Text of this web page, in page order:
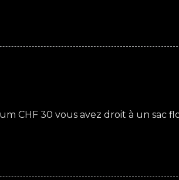
CHF 30 vous avez droit à un sac